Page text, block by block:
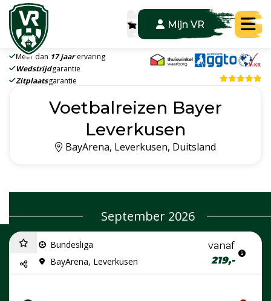
Mijn VR
Meer dan 17 jaarervaring
Wedstrijdgarantie
Zitplaatsgarantie
Voetbalreizen Bayer
Leverkusen
BayArena, Leverkusen, Duitsland
September 2026
Bundesliga
BayArena, Leverkusen
vanaf
219,-